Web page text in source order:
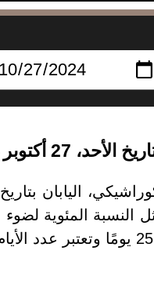
أكتوبر 2024
اليابان بتاريخ